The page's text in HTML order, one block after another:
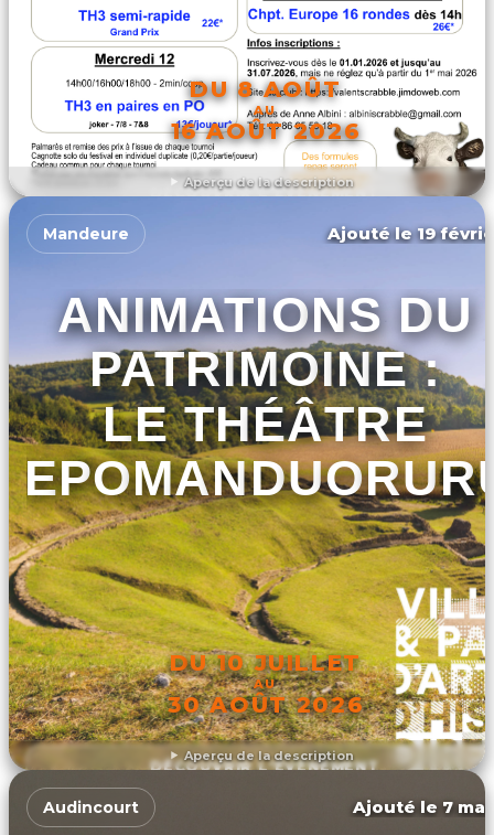
Aperçu de la description
DU 8 AOÛT
AU
16 AOÛT 2026
DÉCOUVRIR L'ÉVÉNEMENT
Aperçu de la description
Mandeure Ajouté le 19
ANIMATIONS DU
PATRIMOINE :
LE THÉÂTRE
DU 10 JUILLET
AU
30 AOÛT 2026
DÉCOUVRIR L'ÉVÉNEMENT
Audincourt Ajouté le 7